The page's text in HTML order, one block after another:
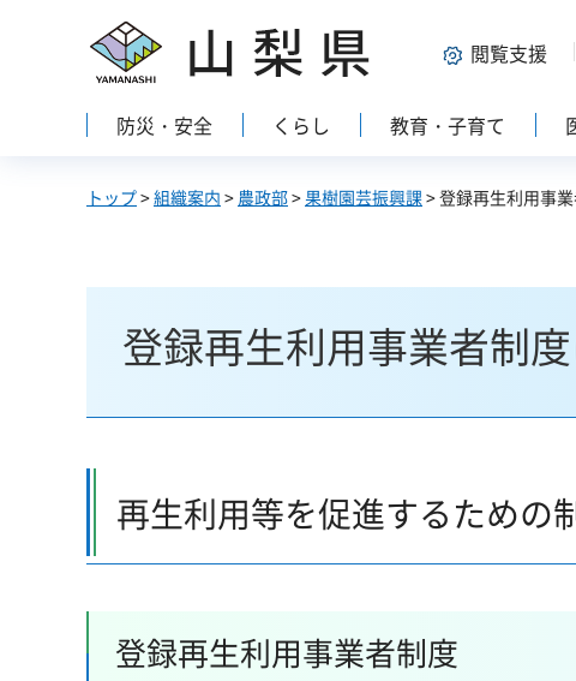
山梨県 閲覧支援
防災・安全 くらし 教育・子育て
トップ>組織案内 > 農政部> 果樹園芸振興課> 登録再生利用事
登録再生利用事業者制
再生利用等を促進するための
登録再生利用事業者制度